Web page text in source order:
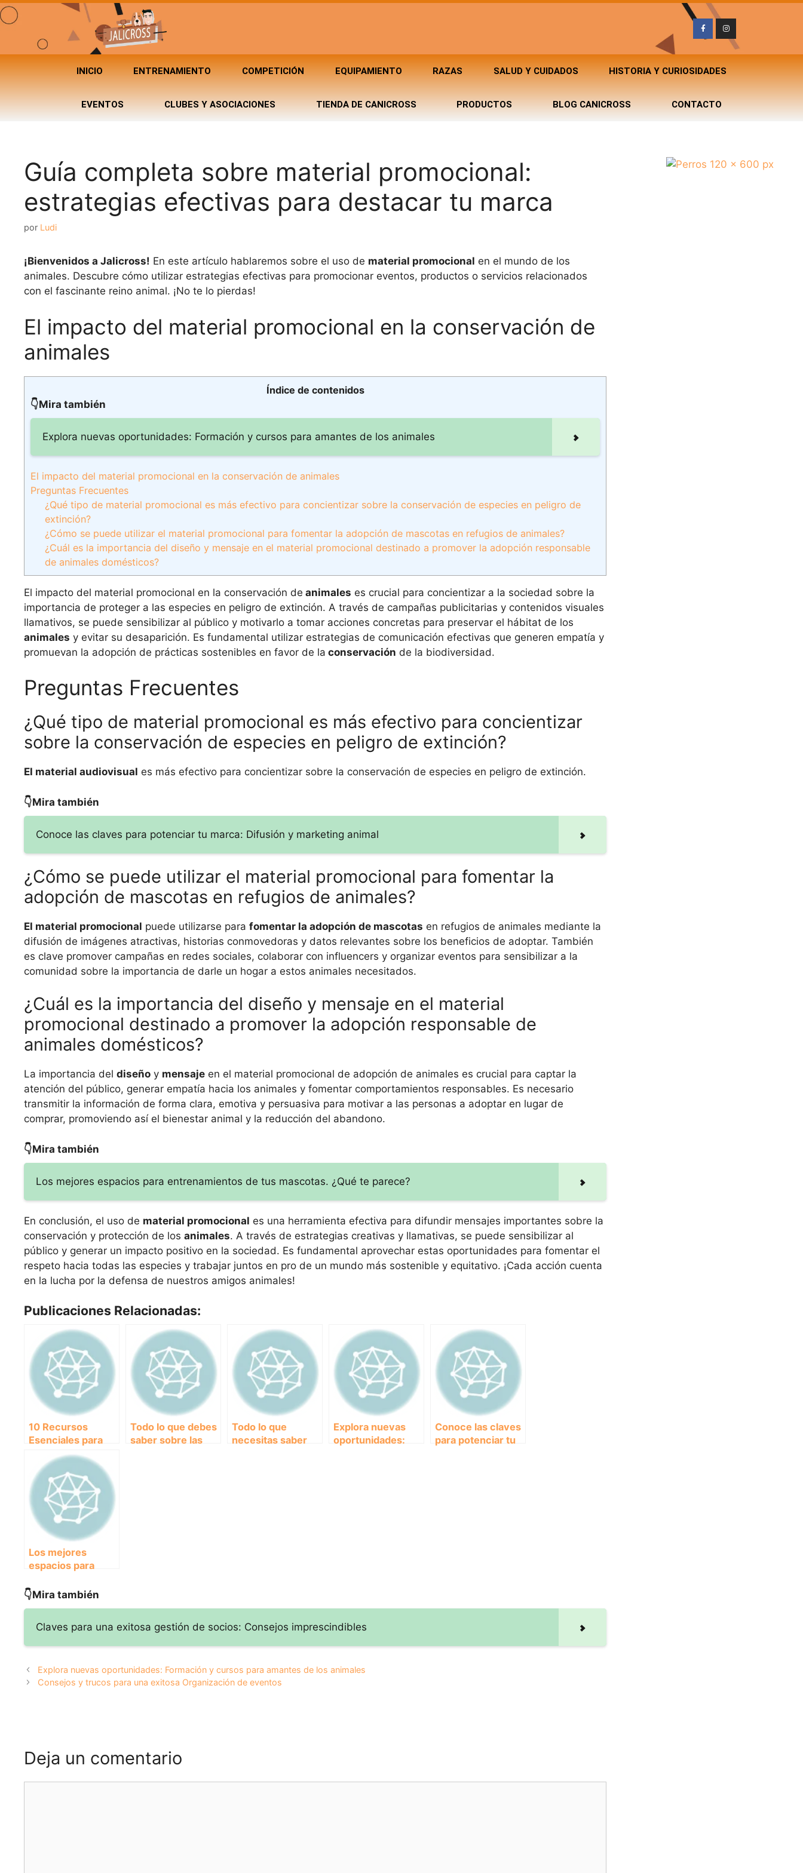
INICIO ENTRENAMIENTO COMPETICIÓN EQUIPAMIENTO RAZAS SALUD Y CUIDADOS HISTORIA Y CURIOSIDADES
EVENTOS CLUBES Y ASOCIACIONES TIENDA DE CANICROSS PRODUCTOS BLOG CANICROSS CONTACTO
Guía completa sobre material promocional:
estrategias efectivas para destacar tu marca
por Ludi
¡Bienvenidos a Jalicross! En este artículo hablaremos sobre el uso de material promocional en el mundo de los
animales. Descubre cómo utilizar estrategias efectivas para promocionar eventos, productos o servicios relacionados
con el fascinante reino animal. ¡No te lo pierdas!
El impacto del material promocional en la conservación de
animales
Índice de contenidos
👇Mira también
Explora nuevas oportunidades: Formación y cursos para amantes de los animales
El impacto del material promocional en la conservación de animales
Preguntas Frecuentes
¿Qué tipo de material promocional es más efectivo para concientizar sobre la conservación de especies en peligro de
extinción?
¿Cómo se puede utilizar el material promocional para fomentar la adopción de mascotas en refugios de animales?
¿Cuál es la importancia del diseño y mensaje en el material promocional destinado a promover la adopción responsable
de animales domésticos?
El impacto del material promocional en la conservación de animales es crucial para concientizar a la sociedad sobre la
importancia de proteger a las especies en peligro de extinción. A través de campañas publicitarias y contenidos visuales
llamativos, se puede sensibilizar al público y motivarlo a tomar acciones concretas para preservar el hábitat de los
animales y evitar su desaparición. Es fundamental utilizar estrategias de comunicación efectivas que generen empatía y
promuevan la adopción de prácticas sostenibles en favor de la conservación de la biodiversidad.
Preguntas Frecuentes
¿Qué tipo de material promocional es más efectivo para concientizar
sobre la conservación de especies en peligro de extinción?
El material audiovisual es más efectivo para concientizar sobre la conservación de especies en peligro de extinción.
👇Mira también
Conoce las claves para potenciar tu marca: Difusión y marketing animal
¿Cómo se puede utilizar el material promocional para fomentar la
adopción de mascotas en refugios de animales?
El material promocional puede utilizarse para fomentar la adopción de mascotas en refugios de animales mediante la
difusión de imágenes atractivas, historias conmovedoras y datos relevantes sobre los beneficios de adoptar. También
es clave promover campañas en redes sociales, colaborar con influencers y organizar eventos para sensibilizar a la
comunidad sobre la importancia de darle un hogar a estos animales necesitados.
¿Cuál es la importancia del diseño y mensaje en el material
promocional destinado a promover la adopción responsable de
animales domésticos?
La importancia del diseño y mensaje en el material promocional de adopción de animales es crucial para captar la
atención del público, generar empatía hacia los animales y fomentar comportamientos responsables. Es necesario
transmitir la información de forma clara, emotiva y persuasiva para motivar a las personas a adoptar en lugar de
comprar, promoviendo así el bienestar animal y la reducción del abandono.
👇Mira también
Los mejores espacios para entrenamientos de tus mascotas. ¿Qué te parece?
En conclusión, el uso de material promocional es una herramienta efectiva para difundir mensajes importantes sobre la
conservación y protección de los animales. A través de estrategias creativas y llamativas, se puede sensibilizar al
público y generar un impacto positivo en la sociedad. Es fundamental aprovechar estas oportunidades para fomentar el
respeto hacia todas las especies y trabajar juntos en pro de un mundo más sostenible y equitativo. ¡Cada acción cuenta
en la lucha por la defensa de nuestros amigos animales!
Publicaciones Relacionadas:
10 Recursos
Esenciales para
Clubes y
Asociaciones:
¡Potencia tu
Organización con
Estas
Herramientas!
Todo lo que debes
saber sobre las
Todo lo que
necesitas saber
Explora nuevas
oportunidades:
Conoce las claves
para potenciar tu
Los mejores
espacios para
tus mascotas.
👇Mira también
Claves para una exitosa gestión de socios: Consejos imprescindibles
Explora nuevas oportunidades: Formación y cursos para amantes de los animales
Consejos y trucos para una exitosa Organización de eventos
Deja un comentario